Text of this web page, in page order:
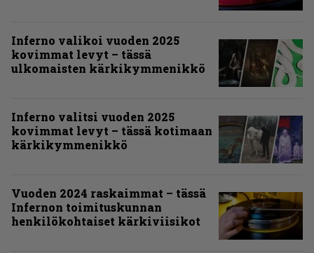
Inferno valikoi vuoden 2025
kovimmat levyt – tässä
ulkomaisten kärkikymmenikkö
Inferno valitsi vuoden 2025
kovimmat levyt – tässä kotimaan
kärkikymmenikkö
Vuoden 2024 raskaimmat – tässä
Infernon toimituskunnan
henkilökohtaiset kärkiviisikot